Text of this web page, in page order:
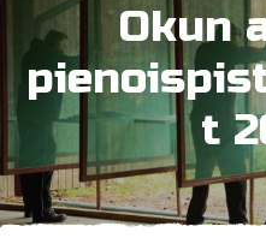
Okun
t